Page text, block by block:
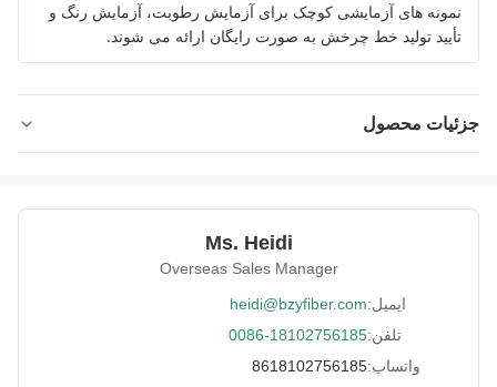
نمونه های آزمایشی کوچک برای آزمایش رطوبت، آزمایش رنگ و
تأیید تولید خط چرخش به صورت رایگان ارائه می شوند.
جزئیات محصول
Specification:
1.5d*38mm
سفید
More Sizes: قابل تنظیم
Siliconized/Non-
غیر سیلیسی شده
Ms. Heidi
Overseas Sales Manager
ایمیل:heidi@bzyfiber.com
تلفن:0086-18102756185
واتساپ:8618102756185